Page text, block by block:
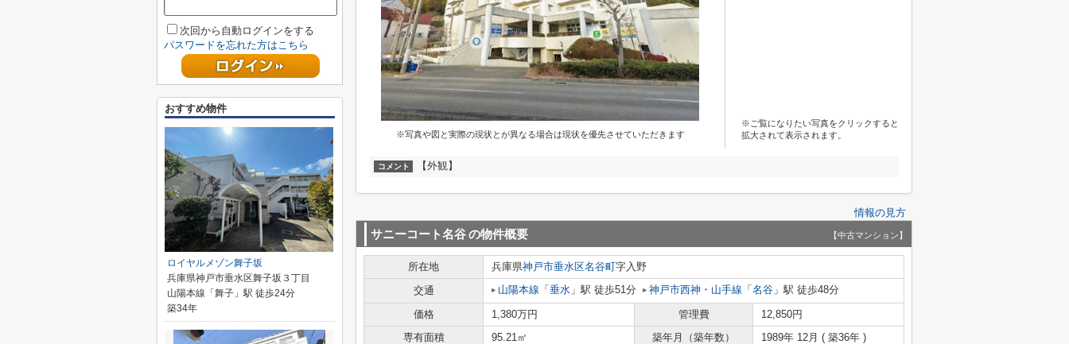
※写真や図と実際の現状とが異なる場合は現状を優先させていただきます
※ご覧になりたい写真をクリックすると
拡大されて表示されます。
コメント 【外観】
情報の見方
サニーコート名谷の物件概要 【中古マンション】
所在地 兵庫県神戸市垂水区名谷町字入野
交通
山陽本線 「 垂水 」駅 徒歩51分 神戸市西神・山手線 「 名谷 」駅 徒歩48分
価格 1,380万円 管理費
12,850円
専有面積
95.21㎡ 築年月（築年数） 1989年 12月 ( 築36年 )
次回から自動ログインをする
パスワードを忘れた方はこちら
おすすめ物件
ロイヤルメゾン舞子坂
兵庫県神戸市垂水区舞子坂３丁目
山陽本線「舞子」駅 徒歩24分
築34年